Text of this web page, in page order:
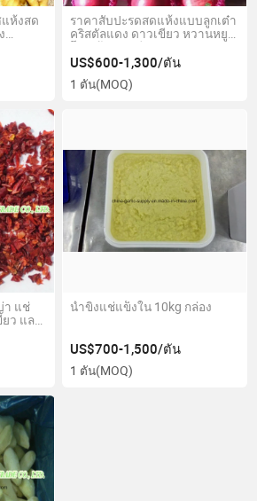
ห้งสด
ราคาสับปะรดสดแห้งแบบลูกเต๋า
คริสตัลแดง ดาวเขียว หวานหยู
โกลเด้นเดลิเชียส กาล่า ชิงกวน
ฟูจิ จากผู้ผลิตโรงงาน
US$600-1,300/ตัน
1 ตัน(MOQ)
า แช่
ว และ
น้ำขิงแช่แข็งใน 10kg กล่อง
US$700-1,500/ตัน
1 ตัน(MOQ)